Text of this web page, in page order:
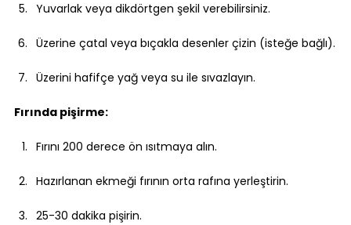
Yuvarlak veya dikdörtgen şekil verebilirsiniz.
Üzerine çatal veya bıçakla desenler çizin (isteğe bağlı).
Üzerini hafifçe yağ veya su ile sıvazlayın.
Fırında pişirme:
Fırını 200 derece ön ısıtmaya alın.
Hazırlanan ekmeği fırının orta rafına yerleştirin.
25-30 dakika pişirin.